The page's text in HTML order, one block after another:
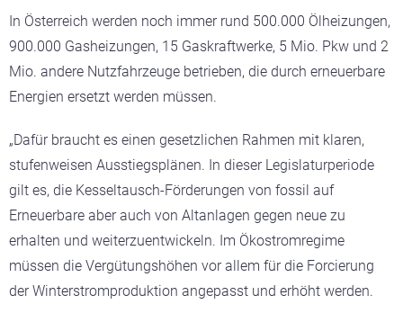
In Österreich werden noch immer rund 500.000 Ölheizungen,
900.000 Gasheizungen, 15 Gaskraftwerke, 5 Mio. Pkw und 2
Mio. andere Nutzfahrzeuge betrieben, die durch erneuerbare
Energien ersetzt werden müssen.
„Dafür braucht es einen gesetzlichen Rahmen mit klaren,
stufenweisen Ausstiegsplänen. In dieser Legislaturperiode
gilt es, die Kesseltausch-Förderungen von fossil auf
Erneuerbare aber auch von Altanlagen gegen neue zu
erhalten und weiterzuentwickeln. Im Ökostromregime
müssen die Vergütungshöhen vor allem für die Forcierung
der Winterstromproduktion angepasst und erhöht werden.